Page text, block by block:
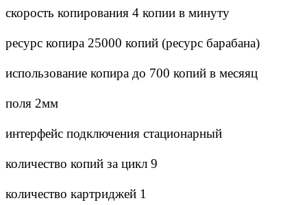
скорость копирования 4 копии в минуту
ресурс копира 25000 копий (ресурс барабана)
использование копира до 700 копий в месяяц
поля 2мм
интерфейс подключения стационарный
количество копий за цикл 9
количество картриджей 1